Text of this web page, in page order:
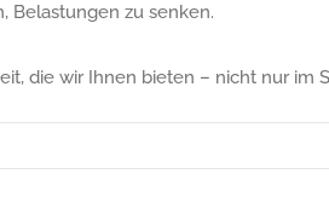
Belastungen zu senken.
die wir Ihnen bieten – nicht nur